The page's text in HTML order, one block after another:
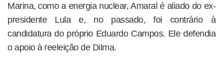
Marina, como a energia nuclear, Amaral é aliado do ex-
presidente Lula e, no passado, foi contrário à
candidatura do próprio Eduardo Campos. Ele defendia
o apoio à reeleição de Dilma.